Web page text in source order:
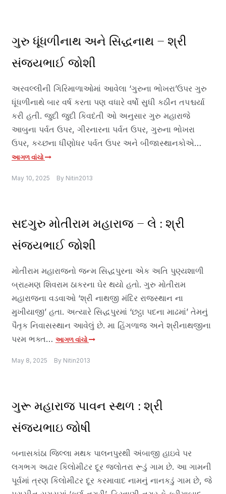
ગુરુ ધૂંધળીનાથ અને સિદ્ધનાથ – શ્રી
સંજયભાઈ જોશી
અરવલ્લીની ગિરિમાળાઓમાં આવેલા ‘ગુરુના ભોખરા’ઉપર ગુરુ
ધૂંધળીનાથે બાર વર્ષ કરતા પણ વધારે વર્ષો સુધી કઠીન તપશ્ચર્યા
કરી હતી. જુદી જુદી કિવદંતી ઓ અનુસાર ગુરુ મહારાજે
આબુના પર્વત ઉપર, ગીરનારના પર્વત ઉપર, ગુરુના ભોખરા
ઉપર, કચ્છના ધીણોધર પર્વત ઉપર અને બીજાસ્થાનકોએ…
આગળ વાંચો
May 10, 2025 By Nitin2013
સદગુરુ મોતીરામ મહારાજ – લે : શ્રી
સંજયભાઈ જોશી
મોતીરામ મહારાજનો જન્મ સિદ્ધપુરના એક અતિ પુણ્યશાળી
બ્રાહ્મણ શિવરામ ઠાકરના ઘેર થયો હતો. ગુરુ મોતીરામ
મહારાજના વડવાઓ ‘શ્રી નાથજી મંદિર રાજસ્થાન ના
મુખીયાજી’ હતા. અત્યારે સિદ્ધપુરમાં ‘છટ્ઠા પદના માઢમાં’ તેમનું
પૈતૃક નિવાસસ્થાન આવેલું છે. મા હિંગળાજ અને શ્રીનાથજીના
પરમ ભક્ત… આગળ વાંચો
May 8, 2025 By Nitin2013
ગુરૂ મહારાજ પાવન સ્થળ : શ્રી
સંજયભાઇ જોષી
બનાસકાંઠા જિલ્લા મથક પાલનપુરથી અંબાજી હાઇવે પર
લગભગ અઢાર કિલોમીટર દૂર જલોતરા રૂડું ગામ છે. આ ગામની
પૂર્વમાં ત્રણ કિલોમીટર દૂર કરમાવાદ નામનું નાનકડું ગામ છે, જે